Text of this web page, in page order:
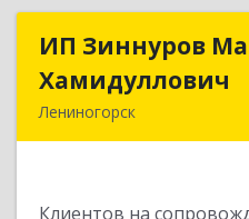
ИП Зиннуров
Хамидуллович
Лениногорск
Клиентов на
ИП